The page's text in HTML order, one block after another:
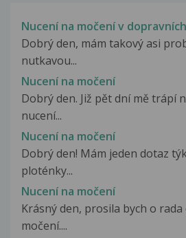
Nucení na močení v
Dobrý den, mám takový asi
nutkavou...
Nucení na močení
Dobrý den. Již pět dní mě trápí
nucení...
Nucení na močení
Dobrý den! Mám jeden dotaz
ploténky...
Nucení na močení
Krásný den, prosila bych o
močení....